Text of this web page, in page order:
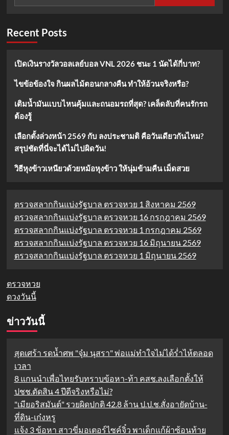
สร้าง
เล่น
ได้
Recent Posts
เปิดเงินรางวัลวอลเลย์บอล VNL 2026 ชนะ 1 นัดได้กี่บาท?
ไขข้อข้องใจ กินผลไม้ตอนกลางคืน ทำให้อ้วนจริงหรือ?
เติมน้ำมันแบบไหนคุ้มและถนอมรถที่สุด? เคล็ดลับที่คนรักรถ
ต้องรู้
เลือกตั้งล่วงหน้า 2569 กับ ลงประชามติ คือวันเดียวกันไหม?
สรุปชัดที่นี่จะได้ไม่ไปผิดวัน!
วิธีหุงข้าวเหนียวด้วยหม้อหุงข้าว ให้นุ่มข้ามคืน เม็ดสวย
ตรวจสลากกินแบ่งรัฐบาล ตรวจหวย 1 สิงหาคม 2569
ตรวจสลากกินแบ่งรัฐบาล ตรวจหวย 16 กรกฎาคม 2569
ตรวจสลากกินแบ่งรัฐบาล ตรวจหวย 1 กรกฎาคม 2569
ตรวจสลากกินแบ่งรัฐบาล ตรวจหวย 16 มิถุนายน 2569
ตรวจสลากกินแบ่งรัฐบาล ตรวจหวย 1 มิถุนายน 2569
ตรวจหวย
ดวงวันนี้
ข่าววันนี้
สุดเศร้า รดน้ำศพ "จุ๋ม นุสรา" พ่อแม่ทำใจไม่ได้ร่ำไห้ตลอด
เวลา
8 แกนนำเพื่อไทยรับทราบข้อหา-ท้า คสช.ลงเลือกตั้งให้
ปชช.ตัดสิน 4 ปีดีจริงหรือไม่?
"เมียอริสมันต์" รวยผิดปกติ 42.8 ล้าน ป.ป.ช.สั่งอายัดบ้าน-
ที่ดิน-เก๋งหรู
แจ้ง 3 ข้อหา สาวขี่มอเตอร์ไซค์จิ๋ว พาเด็กแก้ผ้าซ้อนท้าย